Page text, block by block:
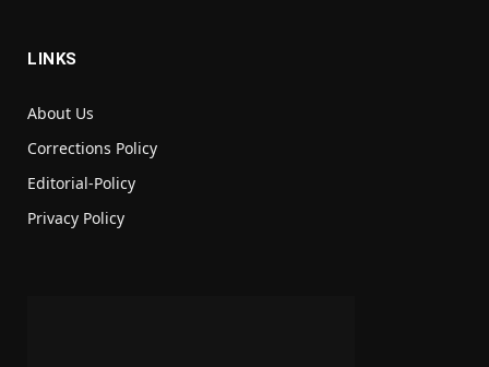
LINKS
About Us
Corrections Policy
Editorial-Policy
Privacy Policy